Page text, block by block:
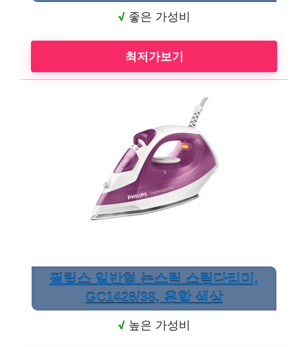
√ 좋은 가성비
최저가보기
필립스 일반형 논스틱 스팀다리미,
GC1426/38, 혼합 색상
√ 높은 가성비